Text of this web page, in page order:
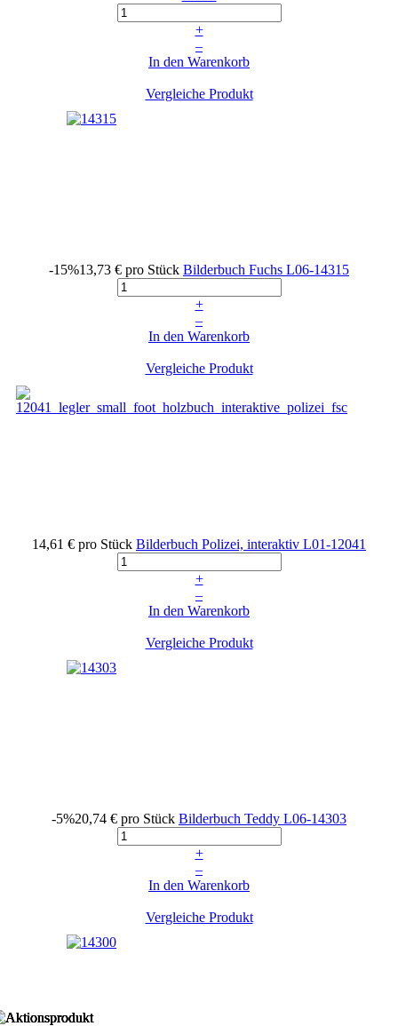
+
–
In den Warenkorb
Vergleiche Produkt
-15%13,73 € pro Stück Bilderbuch Fuchs L06-14315
+
–
In den Warenkorb
Vergleiche Produkt
14,61 € pro Stück Bilderbuch Polizei, interaktiv L01-12041
+
–
In den Warenkorb
Vergleiche Produkt
-5%20,74 € pro Stück Bilderbuch Teddy L06-14303
+
–
In den Warenkorb
Vergleiche Produkt